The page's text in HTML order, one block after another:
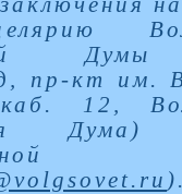
Думы
пр-кт им.
12,
).